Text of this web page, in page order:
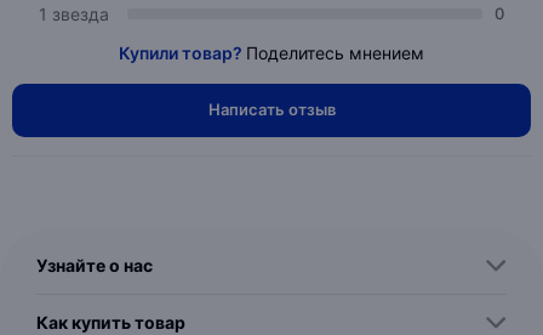
1 звезда 0
Купили товар? Поделитесь мнением
Написать отзыв
Узнайте о нас
Как купить товар